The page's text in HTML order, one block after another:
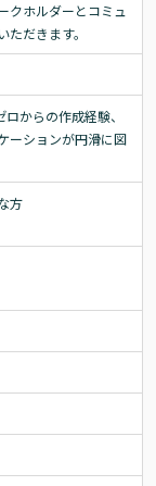
クホルダーとコミュ
だきます。
からの作成経験、
ーションが円滑に図
方